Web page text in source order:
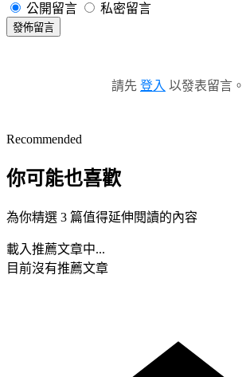
公開留言 私密留言
發佈留言
請先 登入 以發表留言。
Recommended
你可能也喜歡
為你精選 3 篇值得延伸閱讀的內容
載入推薦文章中...
目前沒有推薦文章